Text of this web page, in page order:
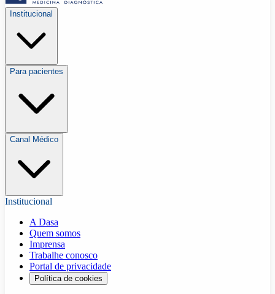
Institucional
Para pacientes
Canal Médico
Institucional
A Dasa
Quem somos
Imprensa
Trabalhe conosco
Portal de privacidade
Política de cookies